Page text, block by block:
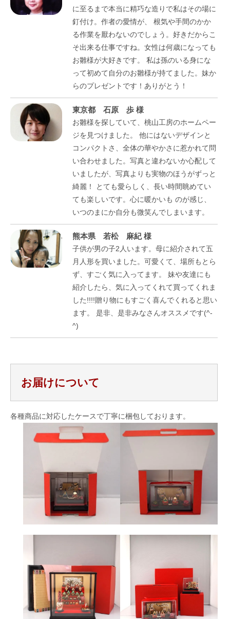
に至るまで本当に精巧な造りで私はその場に
釘付け。作者の愛情が、 根気や手間のかか
る作業を厭わないのでしょう。好きだからこ
そ出来る仕事ですね。女性は何歳になっても
お雛様が大好きです。 私は孫のいる身にな
って初めて自分のお雛様が持てました。妹か
らのプレゼントです！ありがとう！
東京都 石原 歩 様
お雛様を探していて、桃山工房のホームペー
ジを見つけました。 他にはないデザインと
コンパクトさ、全体の華やかさに惹かれて問
い合わせました。写真と違わないか心配して
いましたが、写真よりも実物のほうがずっと
綺麗！ とても愛らしく、長い時間眺めてい
ても楽しいです。心に暖かいも のが感じ、
いつのまにか自分も微笑んでしまいます。
熊本県 若松 麻紀 様
子供が男の子2人います。母に紹介されて五
月人形を買いました。可愛くて、場所もとら
ず、すごく気に入ってます。 妹や友達にも
紹介したら、気に入ってくれて買ってくれま
した!!!!贈り物にもすごく喜んでくれると思い
ます。 是非、是非みなさんオススメです(^-
^)
お届けについて
各種商品に対応したケースで丁寧に梱包しております。